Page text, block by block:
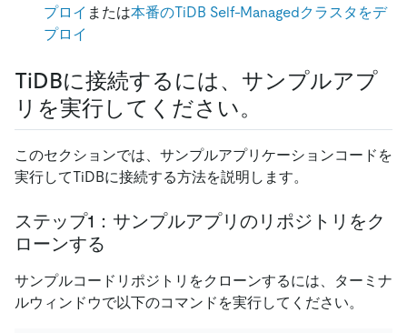
プロイ または本番のTiDB Self-Managedクラスタをデ
プロイ
TiDBに接続するには、サンプルアプ
リを実行してください。
このセクションでは、サンプルアプリケーションコードを
実行してTiDBに接続する方法を説明します。
ステップ1：サンプルアプリのリポジトリをク
ローンする
サンプルコードリポジトリをクローンするには、ターミナ
ルウィンドウで以下のコマンドを実行してください。